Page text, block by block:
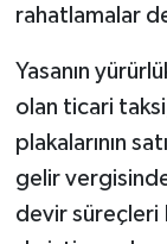
rahatlamalar
Yasanın
olan ticari
plakalarının
gelir
devir süreçleri